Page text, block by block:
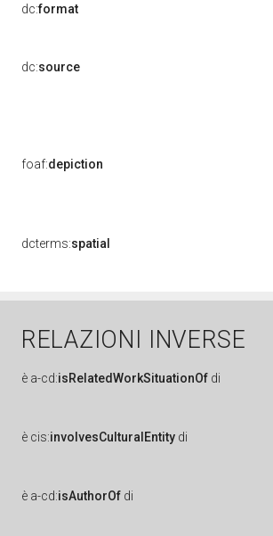
dc:format
dc:source
foaf:depiction
dcterms:spatial
RELAZIONI INVERSE
è a-cd:isRelatedWorkSituationOf di
è cis:involvesCulturalEntity di
è a-cd:isAuthorOf di